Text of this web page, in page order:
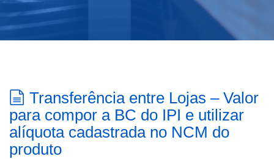
Transferência entre Lojas – Valor
para compor a BC do IPI e utilizar
alíquota cadastrada no NCM do
produto